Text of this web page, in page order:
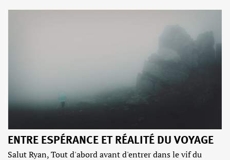
ENTRE ESPÉRANCE ET RÉALITÉ DU VOYAGE
Salut Ryan, Tout d'abord avant d'entrer dans le vif du